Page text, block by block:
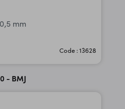
mm
Code : 13628
- BMJ